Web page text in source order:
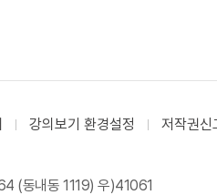
강의보기 환경설정 저작권신
(동내동 1119) 우)41061